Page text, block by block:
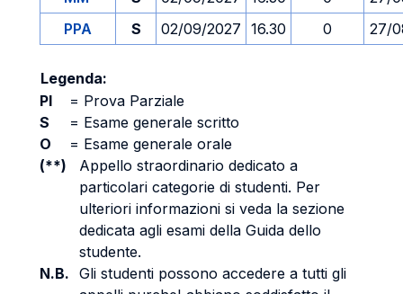
PPA
S 02/09/2027 16.30 0 27/
Legenda:
PI
= Prova Parziale
S
= Esame generale scritto
O
= Esame generale orale
(**)
Appello straordinario dedicato a
particolari categorie di studenti. Per
ulteriori informazioni si veda la sezione
dedicata agli esami della Guida dello
studente.
N.B. Gli studenti possono accedere a tutti gli